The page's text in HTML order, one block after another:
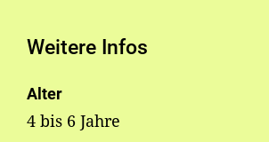
Weitere Infos
Alter
4 bis 6 Jahre